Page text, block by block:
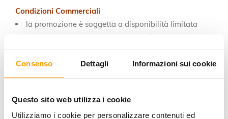
Consenso Dettagli Informazioni sui cookie
Questo sito web utilizza i cookie
Utilizziamo i cookie per personalizzare contenuti ed
Condizioni Commerciali
la promozione è soggetta a disponibilità limitata
a conferma della prenotazione verrà richiesta una
caparra del 30% o il saldo da inviare tramite bonifico
bancario o carta di credito entro 7 giorni dalla data di
prenotazione
da pagare all’arrivo
in caso di cancellazione/disdetta entro 14 giorni